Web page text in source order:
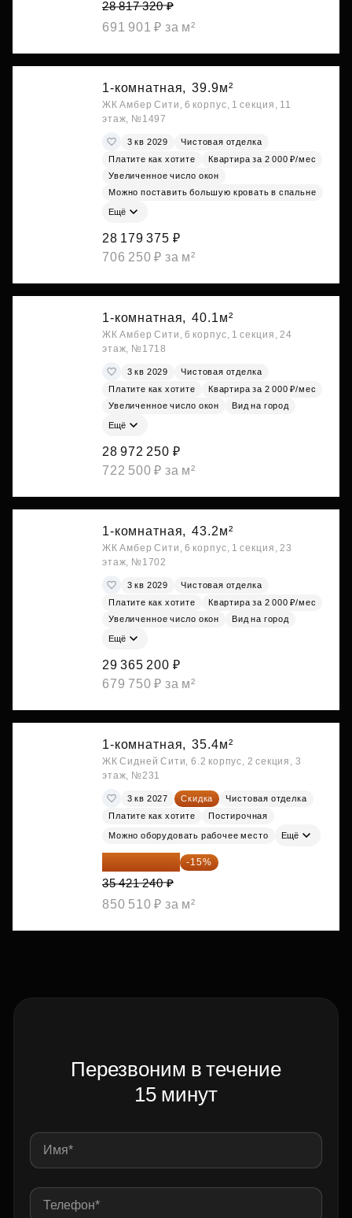
28 817 320 ₽
691 901 ₽ за м²
1-комнатная, 39.9м²
ЖК Амбер Сити, 6 корпус, 1 секция, 11
этаж, №1497
3 кв 2029
Чистовая отделка
Платите как хотите
Квартира за 2 000 ₽/мес
Увеличенное число окон
Можно поставить большую кровать в спальне
Ещё
28 179 375 ₽
706 250 ₽ за м²
1-комнатная, 40.1м²
ЖК Амбер Сити, 6 корпус, 1 секция, 24
этаж, №1718
3 кв 2029
Чистовая отделка
Платите как хотите
Квартира за 2 000 ₽/мес
Увеличенное число окон
Вид на город
Ещё
28 972 250 ₽
722 500 ₽ за м²
1-комнатная, 43.2м²
ЖК Амбер Сити, 6 корпус, 1 секция, 23
этаж, №1702
3 кв 2029
Чистовая отделка
Платите как хотите
Квартира за 2 000 ₽/мес
Увеличенное число окон
Вид на город
Ещё
29 365 200 ₽
679 750 ₽ за м²
1-комнатная, 35.4м²
ЖК Сидней Сити, 6.2 корпус, 2 секция, 3
этаж, №231
3 кв 2027 Скидка
Чистовая отделка
Платите как хотите
Постирочная
Можно оборудовать рабочее место Ещё
30 108 054 ₽ -15%
35 421 240 ₽
850 510 ₽ за м²
Перезвоним в течение
15 минут